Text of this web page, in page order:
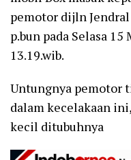
pemotor dijln
p.bun pada Selasa
13.19.wib.
Untungnya pemotor
dalam kecelakaan
kecil ditubuhnya